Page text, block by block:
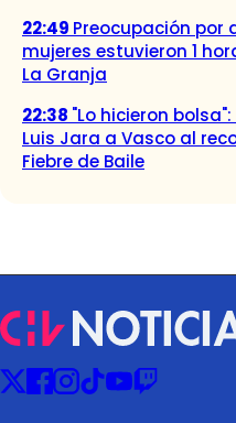
22:49 Preocupación por
mujeres estuvieron 1
La Granja
22:38 "Lo hicieron
Luis Jara a Vasco al
Fiebre de Baile